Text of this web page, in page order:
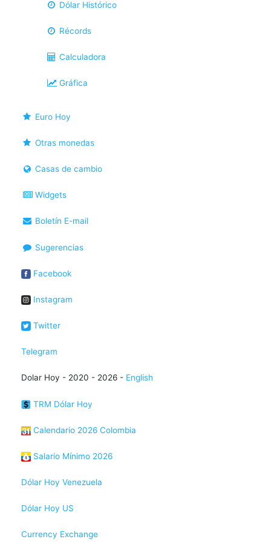
Dólar Histórico
Récords
Calculadora
Gráfica
Euro Hoy
Otras monedas
Casas de cambio
Widgets
Boletín E-mail
Sugerencias
Facebook
Instagram
Twitter
Telegram
Dolar Hoy - 2020 - 2026 - English
TRM Dólar Hoy
Calendario 2026 Colombia
Salario Mínimo 2026
Dólar Hoy Venezuela
Dólar Hoy US
Currency Exchange